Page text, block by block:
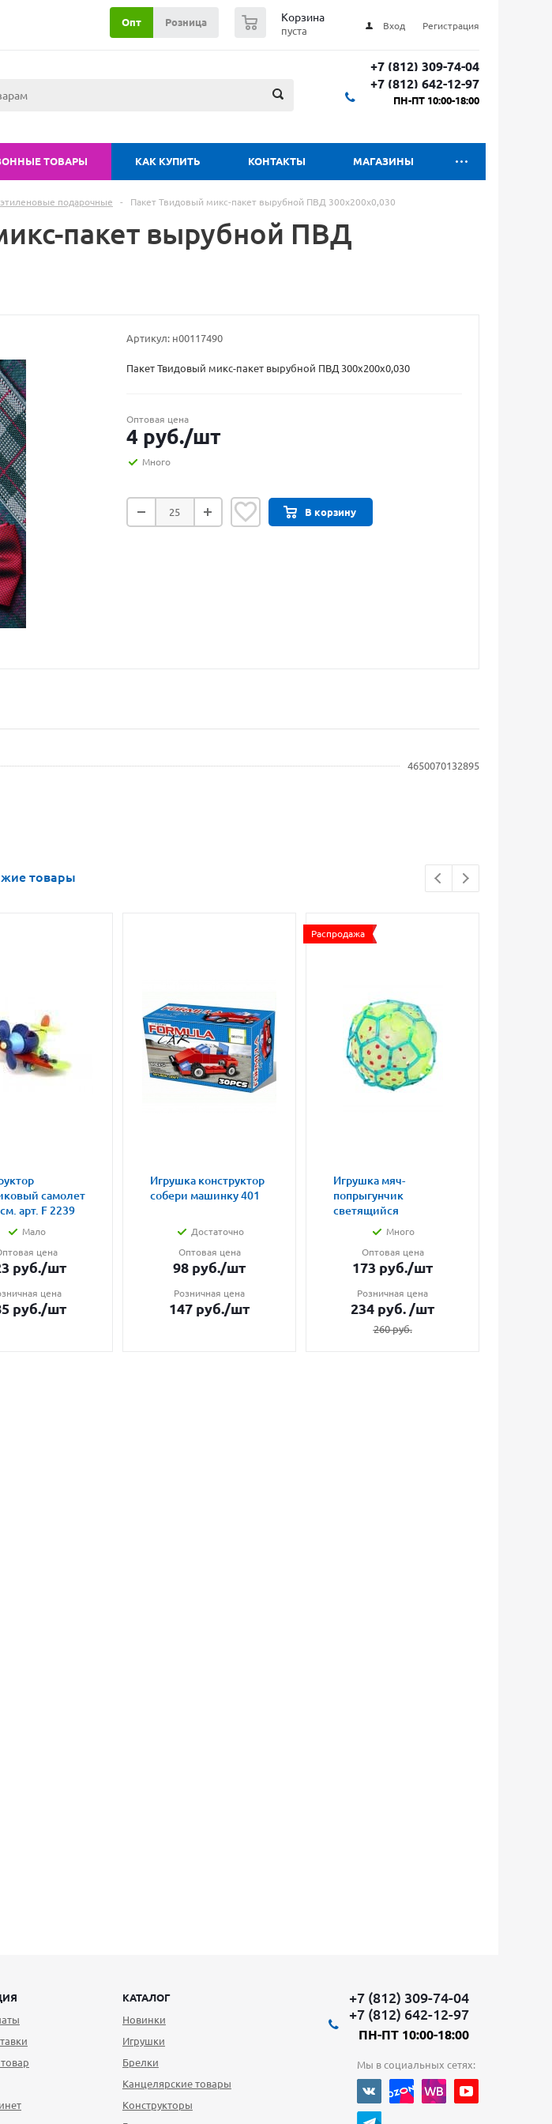
Вход Регистрация
Корзина
пуста
Опт Розница
+7 (812) 309-74-04
+7 (812) 642-12-97
ПН-ПТ 10:00-18:00
ТОВАРЫ КАК КУПИТЬ КОНТАКТЫ МАГАЗИНЫ
подарочные - Пакет Твидовый микс-пакет вырубной ПВД 300х200х0,030
пакет вырубной ПВД
Артикул: н00117490
Пакет Твидовый микс-пакет вырубной ПВД 300х200х0,030
Оптовая цена
4 руб./шт
Много
В корзину
4650070132895
товары
самолет
арт. F 2239
Мало
цена
руб./шт
цена
руб./шт
Игрушка конструктор
собери машинку 401
Достаточно
Оптовая цена
98 руб./шт
Розничная цена
147 руб./шт
Распродажа
Игрушка мяч-
попрыгунчик
светящийся
Много
Оптовая цена
173 руб./шт
Розничная цена
234 руб. /шт
260руб.
КАТАЛОГ
Новинки
Игрушки
Брелки
Канцелярские товары
Конструкторы
+7 (812) 309-74-04
+7 (812) 642-12-97
ПН-ПТ 10:00-18:00
Мы в социальных сетях: